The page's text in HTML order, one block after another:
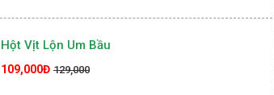
Hột Vịt Lộn Um Bầu
109,000Đ 129,000